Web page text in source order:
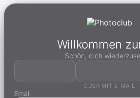
Willkommen
Schön, dich
ODER MIT E-MAIL
Email